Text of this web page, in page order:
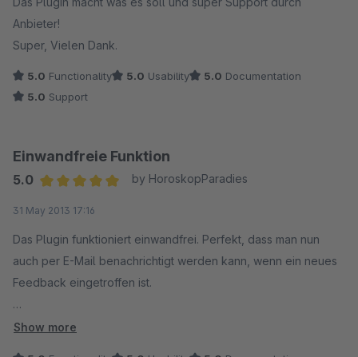
Anbieter!
Super, Vielen Dank.
5.0 Functionality 5.0 Usability 5.0 Documentation
5.0 Support
Einwandfreie Funktion
5.0
by HoroskopParadies
31 May 2013 17:16
Das Plugin funktioniert einwandfrei. Perfekt, dass man nun
auch per E-Mail benachrichtigt werden kann, wenn ein neues
Feedback eingetroffen ist.
Ich empfehle dieses Plugin sehr gerne weiter - es ist eine
Show more